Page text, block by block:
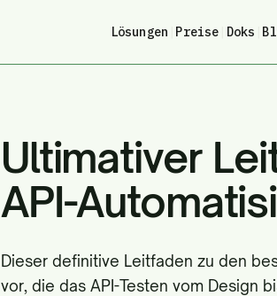
Lösungen Preise Doks
Ultimativer
API-
Dieser definitive Leitfaden zu den
vor, die das API-Testen vom Design